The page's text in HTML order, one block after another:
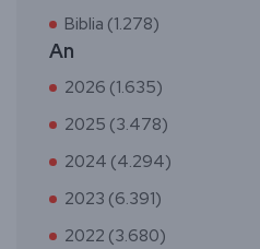
Biblia (1.278)
An
2026 (1.635)
2025 (3.478)
2024 (4.294)
2023 (6.391)
2022 (3.680)